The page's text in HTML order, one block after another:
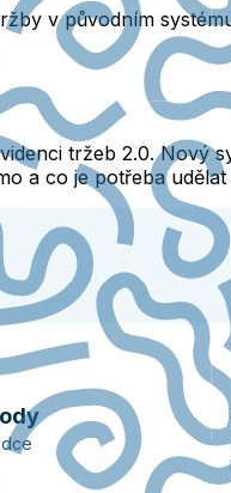
v původním
tržeb 2.0. Nový
a co je potřeba